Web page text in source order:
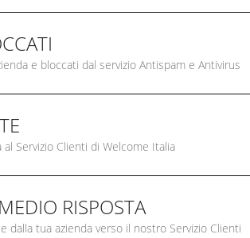
e bloccati dal servizio Antispam e Antivirus
Servizio Clienti di Welcome Italia
RISPOSTA
tua azienda verso il nostro Servizio Clienti